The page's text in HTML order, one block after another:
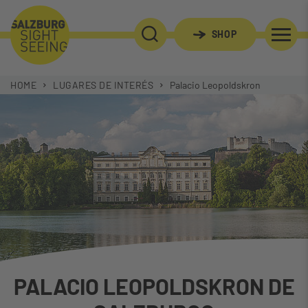
BÚSQUEDA SHOP
HOME LUGARES DE INTERÉS Palacio Leopoldskron
PALACIO LEOPOLDSKRON DE